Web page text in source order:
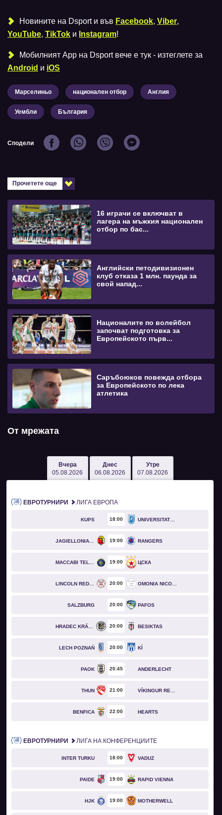
Новините на Dsport и във Facebook, Viber,
YouTube, TikTok и Instagram!
Мобилният Аpp на Dsport вече е тук - изтеглете за
Android и iOS
Марселиньо национален отбор Англия
Уембли България
Сподели
Прочетете още
16 играчи се включват в
лагера на мъжкия национален
отбор по бас...
Английски петодивизионен
клуб отказа 1 млн. паунда за
свой напад...
Националите по волейбол
започват подготовка за
Европейското първ...
Саръбоюков повежда отбора
за Европейското по лека
атлетика
От мрежата
Вчера
05.08.2026
Днес
06.08.2026
Утре
07.08.2026
ЕВРОТУРНИРИ ЛИГА ЕВРОПА
KUPS 18 00 UNIVERSITATEA CRAIOVA
JAGIELLONIA BIAŁYSTOK 19 00 RANGERS
19 00 ЦСКА
LINCOLN RED IMPS 20 00 OMONIA NICOSIA
SALZBURG 20 00 PAFOS
HRADEC KRÁLOVÉ 20 00 BESIKTAS
LECH POZNAŃ 20 00 KÍ
PAOK 20 45 ANDERLECHT
THUN 21 00
BENFICA 22 00 HEARTS
ЕВРОТУРНИРИ ЛИГА НА КОНФЕРЕНЦИИТЕ
INTER TURKU 18 00 VADUZ
PAIDE 19 00 RAPID VIENNA
HJK 19 00 MOTHERWELL